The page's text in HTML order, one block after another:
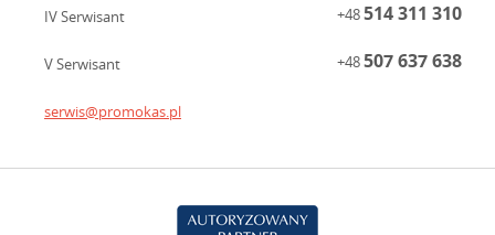
IV Serwisant +48514 311 310
V Serwisant +48507 637 638
serwis@promokas.pl